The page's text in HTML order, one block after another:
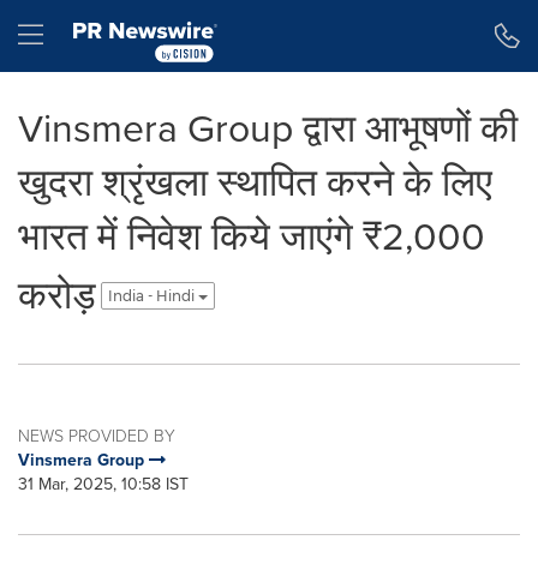
Hamburger menu
Vinsmera Group द्वारा आभूषणों की
खुदरा श्रृंखला स्थापित करने के लिए
भारत में निवेश किये जाएंगे ₹2,000
करोड़
India - Hindi
NEWS PROVIDED BY
Vinsmera Group
31 Mar, 2025, 10:58 IST